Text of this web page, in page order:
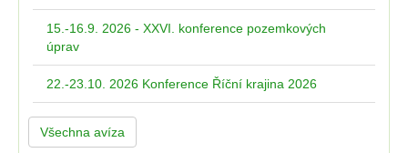
15.-16.9. 2026 - XXVI. konference pozemkových
úprav
22.-23.10. 2026 Konference Říční krajina 2026
Všechna avíza